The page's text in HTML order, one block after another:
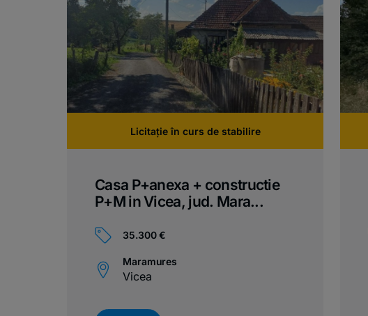
Licitație în curs de stabilire
Casa P+anexa + constructie
P+M in Vicea, jud. Mara...
35.300 €
Maramures
Vicea